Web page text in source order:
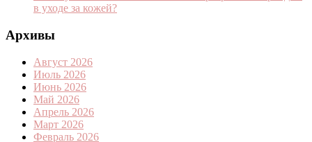
в уходе за кожей?
Архивы
Август 2026
Июль 2026
Июнь 2026
Май 2026
Апрель 2026
Март 2026
Февраль 2026